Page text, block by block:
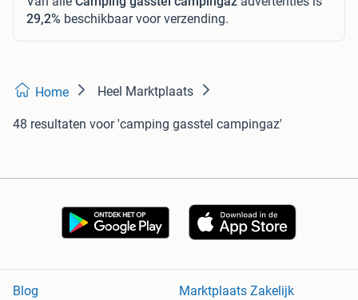
29,2% beschikbaar voor verzending.
Home Heel Marktplaats
48 resultaten voor 'camping gasstel campingaz'
Blog
Marktplaats Zakelijk